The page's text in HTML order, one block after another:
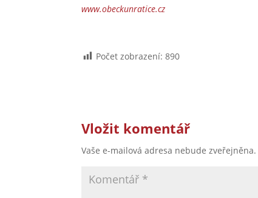
www.obeckunratice.cz
Počet zobrazení: 890
Vložit komentář
Vaše e-mailová adresa nebude zveřejněna.